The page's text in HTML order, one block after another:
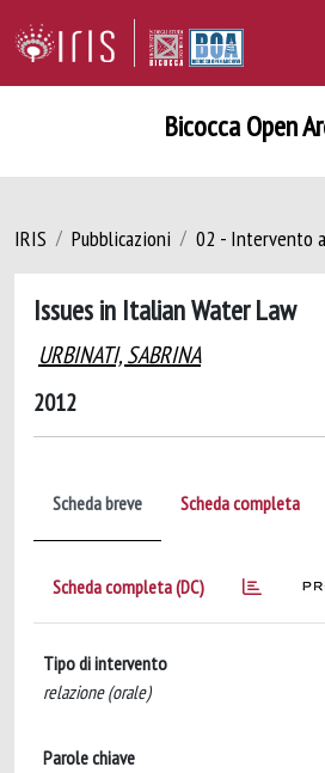
Bicocca Open
IRIS Pubblicazioni 02 - Intervento
Issues in Italian Water Law
URBINATI, SABRINA
2012
Scheda breve Scheda completa
Scheda completa (DC)
Tipo di intervento
relazione (orale)
Parole chiave